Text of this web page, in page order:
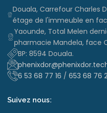
Douala, Carrefour Charles
étage de l'immeuble en
Yaounde, Total Melen
pharmacie Mandela, face
BP: 8594 Douala.
6 53 68 77 16 / 653 68 76
Suivez nous: